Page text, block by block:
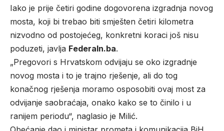
Iako je prije četiri godine dogovorena izgradnja novog
mosta, koji bi trebao biti smješten četiri kilometra
nizvodno od postojećeg, konkretni koraci još nisu
poduzeti, javlja Federaln.ba.
„Pregovori s Hrvatskom odvijaju se oko izgradnje
novog mosta i to je trajno rješenje, ali do tog
konačnog rješenja moramo osposobiti ovaj most za
odvijanje saobraćaja, onako kako se to činilo i u
ranijem periodu“, naglasio je Milić.